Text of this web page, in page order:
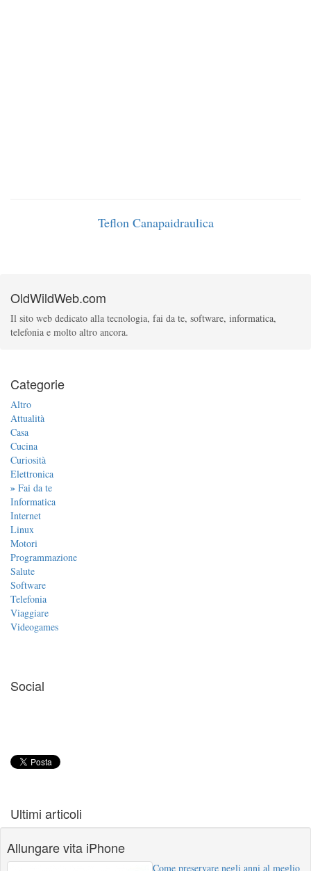
Teflon Canapaidraulica
OldWildWeb.com
Il sito web dedicato alla tecnologia, fai da te, software, informatica,
telefonia e molto altro ancora.
Categorie
Altro
Attualità
Casa
Cucina
Curiosità
Elettronica
» Fai da te
Informatica
Internet
Linux
Motori
Programmazione
Salute
Software
Telefonia
Viaggiare
Videogames
Social
Ultimi articoli
Allungare vita iPhone
Come preservare negli anni al meglio